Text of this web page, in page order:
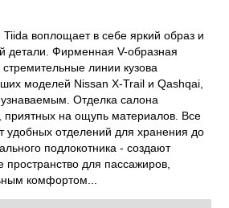
Tiida воплощает в себе яркий образ и
детали. Фирменная V-образная
линии кузова
моделей Nissan X-Trail и Qashqai,
Отделка салона
приятных на ощупь материалов. Все
удобных отделений для хранения до
подлокотника - создают
для пассажиров,
комфортом...